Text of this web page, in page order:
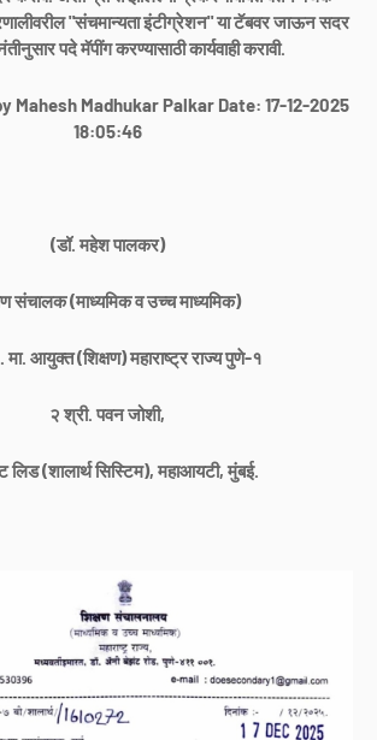
"संचमान्यता इंटीग्रेशन" या टॅबवर जाऊन सदर
पदे मॅपींग करण्यासाठी कार्यवाही करावी.
Mahesh Madhukar Palkar Date: 17-12-2025
18:05:46
(डॉ. महेश पालकर)
संचालक (माध्यमिक व उच्च माध्यमिक)
आयुक्त (शिक्षण) महाराष्ट्र राज्य पुणे-१
२ श्री. पवन जोशी,
लिड (शालार्थ सिस्टिम), महाआयटी, मुंबई.